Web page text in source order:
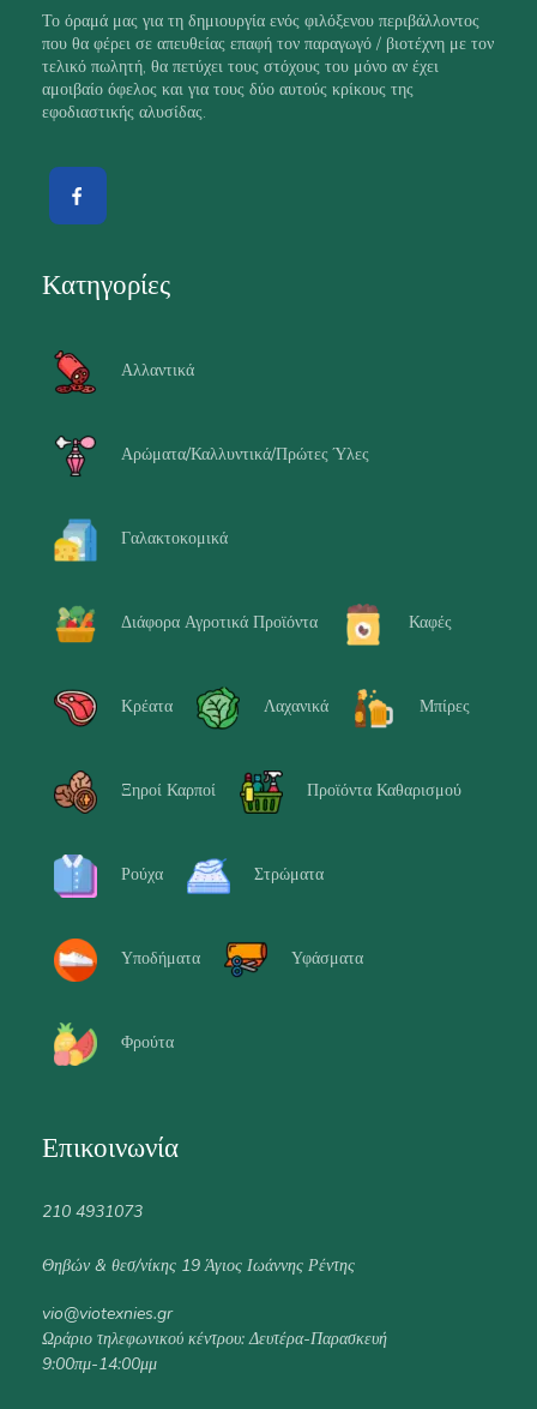
Το όραμά μας για τη δημιουργία ενός φιλόξενου περιβάλλοντος
που θα φέρει σε απευθείας επαφή τον παραγωγό / βιοτέχνη με τον
τελικό πωλητή, θα πετύχει τους στόχους του μόνο αν έχει
αμοιβαίο όφελος και για τους δύο αυτούς κρίκους της
εφοδιαστικής αλυσίδας.
Κατηγορίες
Αλλαντικά
Αρώματα/Καλλυντικά/Πρώτες Ύλες
Γαλακτοκομικά
Διάφορα Αγροτικά Προϊόντα Καφές
Κρέατα Λαχανικά Μπίρες
Ξηροί Καρποί Προϊόντα Καθαρισμού
Ρούχα Στρώματα
Υποδήματα Υφάσματα
Φρούτα
Επικοινωνία
210 4931073
Θηβών & θεσ/νίκης 19 Άγιος Ιωάννης Ρέντης
vio@viotexnies.gr
Ωράριο τηλεφωνικού κέντρου: Δευτέρα-Παρασκευή
9:00πμ-14:00μμ